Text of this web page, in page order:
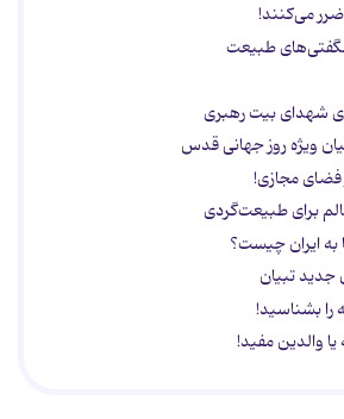
ضرر می‌کنند!
طبیعت
شهدای بیت رهبری
ویژه روز جهانی قدس
مجازی!
به ایران چیست؟
جدید تبیان
را بشناسید!
والدین مفید!